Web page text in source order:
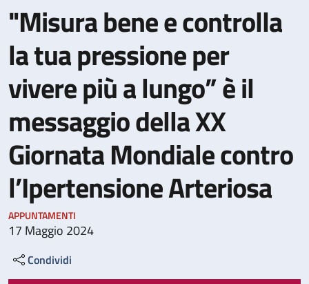
"Misura bene e controlla
la tua pressione per
vivere più a lungo” è il
messaggio della XX
Giornata Mondiale contro
l’Ipertensione Arteriosa
APPUNTAMENTI
17 Maggio 2024
Condividi